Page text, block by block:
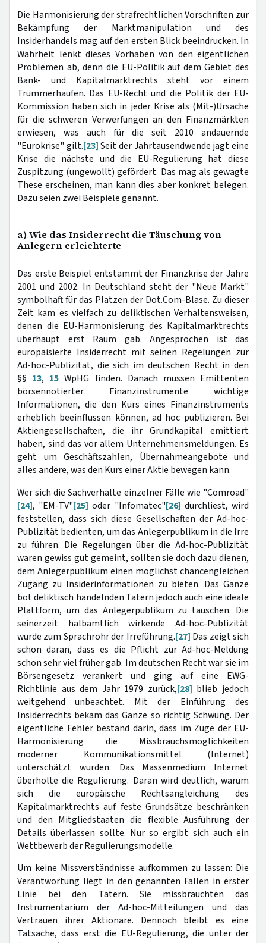
Die Harmonisierung der strafrechtlichen Vorschriften zur
Bekämpfung der Marktmanipulation und des
Insiderhandels mag auf den ersten Blick beeindrucken. In
Wahrheit lenkt dieses Vorhaben von den eigentlichen
Problemen ab, denn die EU-Politik auf dem Gebiet des
Bank- und Kapitalmarktrechts steht vor einem
Trümmerhaufen. Das EU-Recht und die Politik der EU-
Kommission haben sich in jeder Krise als (Mit-)Ursache
für die schweren Verwerfungen an den Finanzmärkten
erwiesen, was auch für die seit 2010 andauernde
"Eurokrise" gilt.[23]Seit der Jahrtausendwende jagt eine
Krise die nächste und die EU-Regulierung hat diese
Zuspitzung (ungewollt) gefördert. Das mag als gewagte
These erscheinen, man kann dies aber konkret belegen.
Dazu seien zwei Beispiele genannt.
a) Wie das Insiderrecht die Täuschung von
Anlegern erleichterte
Das erste Beispiel entstammt der Finanzkrise der Jahre
2001 und 2002. In Deutschland steht der "Neue Markt"
symbolhaft für das Platzen der Dot.Com-Blase. Zu dieser
Zeit kam es vielfach zu deliktischen Verhaltensweisen,
denen die EU-Harmonisierung des Kapitalmarktrechts
überhaupt erst Raum gab. Angesprochen ist das
europäisierte Insiderrecht mit seinen Regelungen zur
Ad-hoc-Publizität, die sich im deutschen Recht in den
§§ 13, 15 WpHG finden. Danach müssen Emittenten
börsennotierter Finanzinstrumente wichtige
Informationen, die den Kurs eines Finanzinstruments
erheblich beeinflussen können, ad hoc publizieren. Bei
Aktiengesellschaften, die ihr Grundkapital emittiert
haben, sind das vor allem Unternehmensmeldungen. Es
geht um Geschäftszahlen, Übernahmeangebote und
alles andere, was den Kurs einer Aktie bewegen kann.
Wer sich die Sachverhalte einzelner Fälle wie "Comroad"
[24], "EM-TV"[25] oder "Infomatec"[26] durchliest, wird
feststellen, dass sich diese Gesellschaften der Ad-hoc-
Publizität bedienten, um das Anlegerpublikum in die Irre
zu führen. Die Regelungen über die Ad-hoc-Publizität
waren gewiss gut gemeint, sollten sie doch dazu dienen,
dem Anlegerpublikum einen möglichst chancengleichen
Zugang zu Insiderinformationen zu bieten. Das Ganze
bot deliktisch handelnden Tätern jedoch auch eine ideale
Plattform, um das Anlegerpublikum zu täuschen. Die
seinerzeit halbamtlich wirkende Ad-hoc-Publizität
wurde zum Sprachrohr der Irreführung.[27] Das zeigt sich
schon daran, dass es die Pflicht zur Ad-hoc-Meldung
schon sehr viel früher gab. Im deutschen Recht war sie im
Börsengesetz verankert und ging auf eine EWG-
Richtlinie aus dem Jahr 1979 zurück,[28] blieb jedoch
weitgehend unbeachtet. Mit der Einführung des
Insiderrechts bekam das Ganze so richtig Schwung. Der
eigentliche Fehler bestand darin, dass im Zuge der EU-
Harmonisierung die Missbrauchsmöglichkeiten
moderner Kommunikationsmittel (Internet)
unterschätzt wurden. Das Massenmedium Internet
überholte die Regulierung. Daran wird deutlich, warum
sich die europäische Rechtsangleichung des
Kapitalmarktrechts auf feste Grundsätze beschränken
und den Mitgliedstaaten die flexible Ausführung der
Details überlassen sollte. Nur so ergibt sich auch ein
Wettbewerb der Regulierungsmodelle.
Um keine Missverständnisse aufkommen zu lassen: Die
Verantwortung liegt in den genannten Fällen in erster
Linie bei den Tätern. Sie missbrauchten das
Instrumentarium der Ad-hoc-Mitteilungen und das
Vertrauen ihrer Aktionäre. Dennoch bleibt es eine
Tatsache, dass erst die EU-Regulierung, die unter der